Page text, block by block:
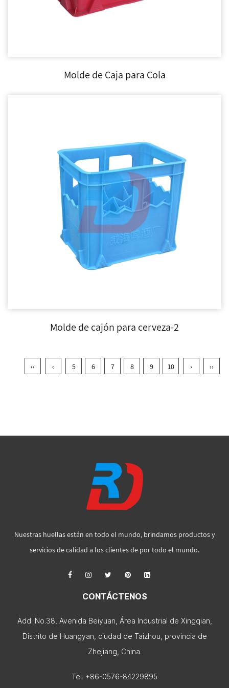
Molde de Caja para Cola
Molde de cajón para cerveza-2
‹‹ ‹ 5 6 7 8 9 10 › ››
Nuestras huellas están en todo el mundo, brindamos productos y
servicios de calidad a los clientes de por todo el mundo.
CONTÁCTENOS
Add: No.38, Avenida Beiyuan, Área Industrial de Xingqian,
Distrito de Huangyan, ciudad de Taizhou, provincia de
Zhejiang, China.
Tel: +86-0576-84229895